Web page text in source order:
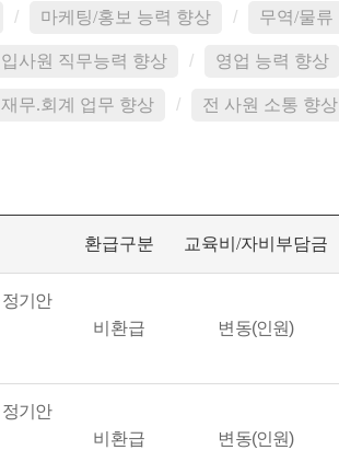
/ 마케팅/홍보 능력 향상 / 무역/물류
사원 직무능력 향상 / 영업 능력 향상
재무.회계 업무 향상 / 전 사원 소통 향상
환급구분 교육비/자비부담금
정기안
비환급 변동(인원)
정기안
비환급 변동(인원)